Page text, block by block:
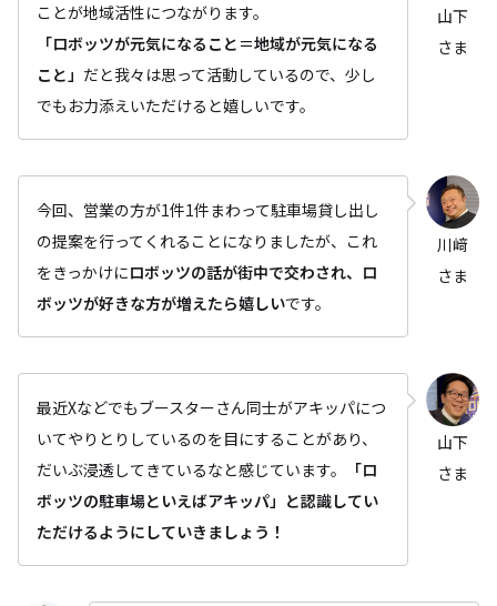
ことが地域活性につながります。
「ロボッツが元気になること＝地域が元気になる
こと」 だと我々は思って活動しているので、少し
でもお力添えいただけると嬉しいです。
山下
さま
今回、営業の方が1件1件まわって駐車場貸し出し
の提案を行ってくれることになりましたが、これ
をきっかけにロボッツの話が街中で交わされ、ロ
ボッツが好きな方が増えたら嬉しいです。
川﨑
さま
最近Xなどでもブースターさん同士がアキッパにつ
いてやりとりしているのを目にすることがあり、
だいぶ浸透してきているなと感じています。
「ロ
ボッツの駐車場といえばアキッパ」と認識してい
ただけるようにしていきましょう！
山下
さま